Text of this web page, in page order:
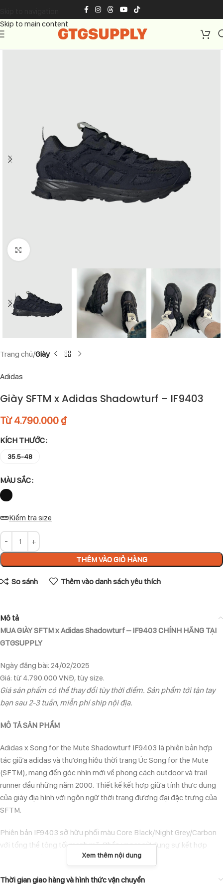
Skip to main content
Click to enlarge
Trang chủ Giày
Adidas
Giày SFTM x Adidas Shadowturf – IF9403
Từ4.790.000 ₫
KÍCH THƯỚC
35.5-48
MÀU SẮC
Kiểm tra size
THÊM VÀO GIỎ HÀNG
So sánh Thêm vào danh sách yêu thích
Mô tả
MUA GIÀY SFTM x Adidas Shadowturf – IF9403 CHÍNH HÃNG TẠI
GTGSUPPLY
Ngày đăng bài: 24/02/2025
Giá: từ 4.790.000 VNĐ, tùy size.
Giá sản phẩm có thể thay đổi tùy thời điểm. Sản phẩm tới tận tay
bạn sau 2-3 tuần, miễn phí ship nội địa.
MÔ TẢ SẢN PHẨM
Adidas x Song for the Mute Shadowturf IF9403 là phiên bản hợp
tác giữa adidas và thương hiệu thời trang Úc Song for the Mute
(SFTM), mang đến góc nhìn mới về phong cách outdoor và trail
runner đầu những năm 2000. Thiết kế kết hợp giữa tính thực dụng
của giày địa hình với ngôn ngữ thời trang đương đại đặc trưng của
SFTM.
Phiên bản IF9403 sở hữu phối màu Core Black/Night Grey/Carbon
với tổng thể tông tối mạnh mẽ. Phần upper sử dụng sự kết hợp
giữa các chất liệu canvas, mesh và những chi tiết hoàn thiện có chủ
thông thường.
Xem thêm nội dung
Thời gian giao hàng và hình thức vận chuyển